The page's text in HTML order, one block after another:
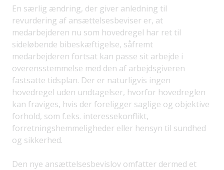
En særlig ændring, der giver anledning til
revurdering af ansættelsesbeviser er, at
medarbejderen nu som hovedregel har ret til
sideløbende bibeskæftigelse, såfremt
medarbejderen fortsat kan passe sit arbejde i
overensstemmelse med den af arbejdsgiveren
fastsatte tidsplan. Der er naturligvis ingen
hovedregel uden undtagelser, hvorfor hovedreglen
kan fraviges, hvis der foreligger saglige og objektive
forhold, som f.eks. interessekonflikt,
forretningshemmeligheder eller hensyn til sundhed
og sikkerhed.
Den nye ansættelsesbevislov omfatter dermed et